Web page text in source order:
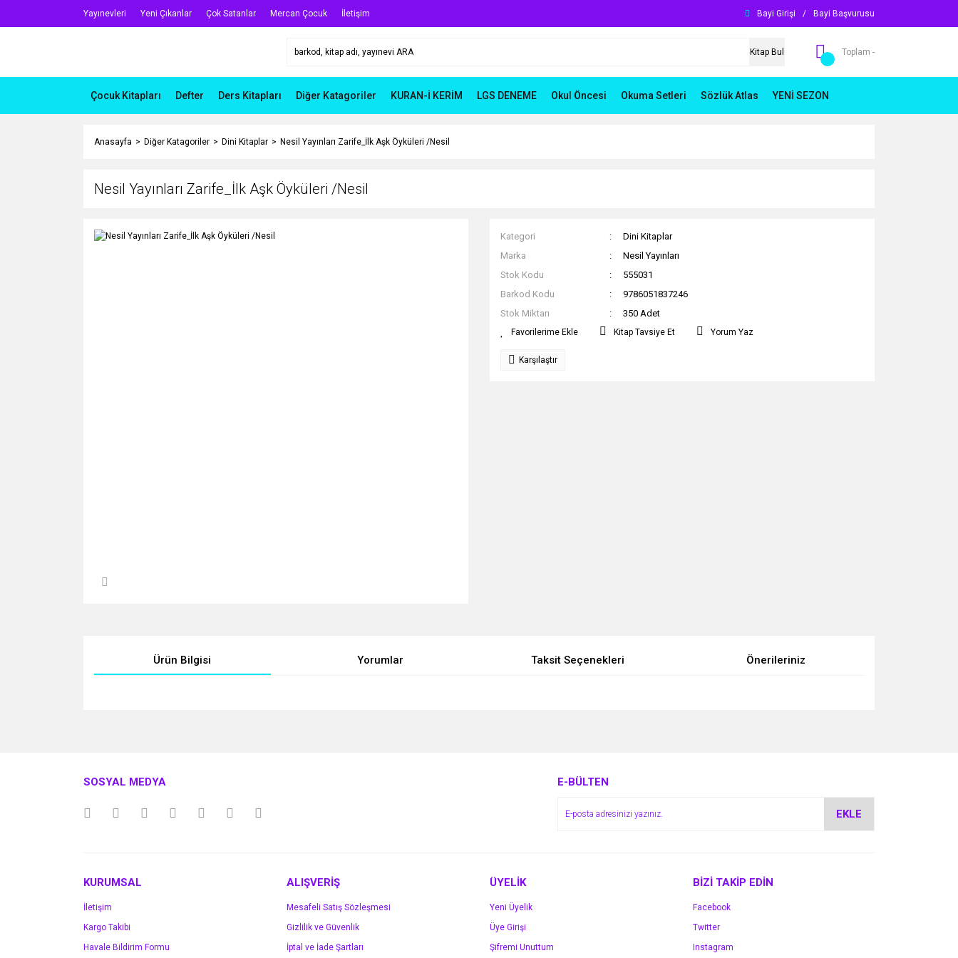
Yayınevleri Yeni Çıkanlar Çok Satanlar Mercan Çocuk İletişim Bayi Girişi / Bayi Başvurusu
Kitap Bul Toplam -
Çocuk Kitapları Defter Ders Kitapları Diğer Katagoriler KURAN-İ KERİM LGS DENEME Okul Öncesi Okuma Setleri Sözlük Atlas YENİ SEZON
Anasayfa Diğer Katagoriler Dini Kitaplar Nesil Yayınları Zarife_İlk Aşk Öyküleri /Nesil
Nesil Yayınları Zarife_İlk Aşk Öyküleri /Nesil
Kategori
Dini Kitaplar
Marka
Nesil Yayınları
Stok Kodu
555031
Barkod Kodu
9786051837246
Stok Miktarı
350 Adet
Kitap Tavsiye Et Yorum Yaz
Karşılaştır
Ürün Bilgisi Yorumlar Taksit Seçenekleri Önerileriniz
Ürün açıklamasında eksik bilgiler bulunuyor.
SOSYAL MEDYA E-BÜLTEN
EKLE
KURUMSAL
İletişim
Kargo Takibi
Havale Bildirim Formu
ALIŞVERİŞ
Mesafeli Satış Sözleşmesi
Gizlilik ve Güvenlik
İptal ve İade Şartları
ÜYELİK
Yeni Üyelik
Üye Girişi
Şifremi Unuttum
BİZİ TAKİP EDİN
Facebook
Twitter
Instagram